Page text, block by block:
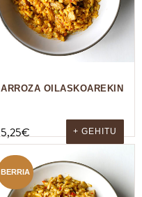
ARROZA OILASKOAREKIN
5,25€ + GEHITU
BERRIA